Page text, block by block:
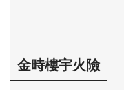
金時樓宇火險